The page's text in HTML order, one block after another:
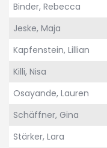
Binder, Rebecca
Jeske, Maja
Kapfenstein, Lillian
Killi, Nisa
Osayande, Lauren
Schäffner, Gina
Stärker, Lara